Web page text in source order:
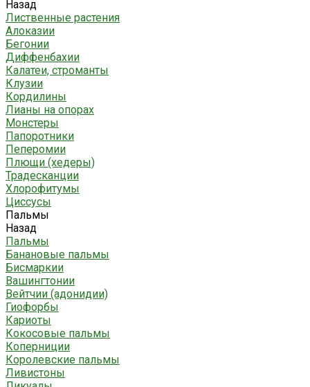
Назад
Лиственные растения
Алоказии
Бегонии
Диффенбахии
Калатеи, строманты
Клузии
Кордилины
Лианы на опорах
Монстеры
Папоротники
Пеперомии
Плющи (хедеры)
Традесканции
Хлорофитумы
Циссусы
Пальмы
Назад
Пальмы
Банановые пальмы
Бисмаркии
Вашингтонии
Вейтчии (адонидии)
Гиофорбы
Кариоты
Кокосовые пальмы
Коперниции
Королевские пальмы
Ливистоны